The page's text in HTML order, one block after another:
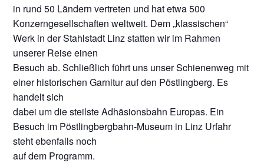
in rund 50 Ländern vertreten und hat etwa 500
Konzerngesellschaften weltweit. Dem „klassischen“
Werk in der Stahlstadt Linz statten wir im Rahmen
unserer Reise einen
Besuch ab. Schließlich führt uns unser Schienenweg mit
einer historischen Garnitur auf den Pöstlingberg. Es
handelt sich
dabei um die steilste Adhäsionsbahn Europas. Ein
Besuch im Pöstlingbergbahn-Museum in Linz Urfahr
steht ebenfalls noch
auf dem Programm.